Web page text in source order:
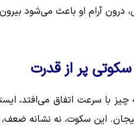
درون آرام او باعث می‌شود
پر از قدرت
با سرعت اتفاق می‌افتد،
این سکوت، نه نشانه ضعف،